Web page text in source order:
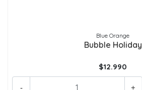
Blue Orange
Bubble Holiday
$12.990
+
-